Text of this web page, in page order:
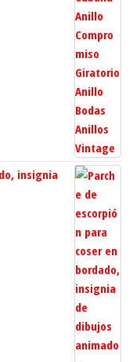
insignia